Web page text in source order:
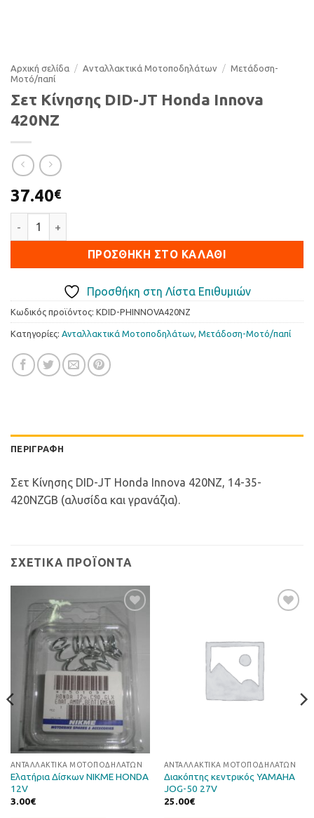
Αρχική σελίδα / Ανταλλακτικά Μοτοποδηλάτων / Μετάδοση-
Μοτό/παπί
Σετ Κίνησης DID-JT Honda Innova
420NZ
37.40€
ΠΡΟΣΘΉΚΗ ΣΤΟ ΚΑΛΆΘΙ
Προσθήκη στη Λίστα Επιθυμιών
Κωδικός προϊόντος: KDID-PHINNOVA420NZ
Κατηγορίες: Ανταλλακτικά Μοτοποδηλάτων, Μετάδοση-Μοτό/παπί
ΠΕΡΙΓΡΑΦΉ
Σετ Κίνησης DID-JT Honda Innova 420NZ, 14-35-
420NZGB (αλυσίδα και γρανάζια).
ΣΧΕΤΙΚΆ ΠΡΟΪΌΝΤΑ
στη Λίστα
Επιθυμιών
ΑΝΤΑΛΛΑΚΤΙΚΆ ΜΟΤΟΠΟΔΗΛΆΤΩΝ
Ελατήρια Δίσκων NIKME HONDA
12V
3.00€
Επιθυμιών
ΑΝΤΑΛΛΑΚΤΙΚΆ ΜΟΤΟΠΟΔΗΛΆΤΩΝ
Διακόπτης κεντρικός YAMAHA
JOG-50 27V
25.00€